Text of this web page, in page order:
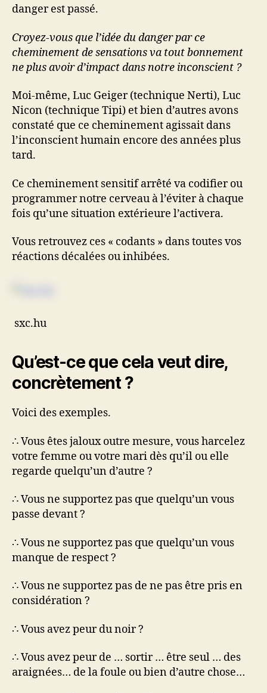
danger est passé.
Croyez-vous que l’idée du danger par ce
cheminement de sensations va tout bonnement
ne plus avoir d’impact dans notre inconscient ?
Moi-même, Luc Geiger (technique Nerti), Luc
Nicon (technique Tipi) et bien d’autres avons
constaté que ce cheminement agissait dans
l’inconscient humain encore des années plus
tard.
Ce cheminement sensitif arrêté va codifier ou
programmer notre cerveau à l’éviter à chaque
fois qu’une situation extérieure l’activera.
Vous retrouvez ces « codants » dans toutes vos
réactions décalées ou inhibées.
sxc.hu
Qu’est-ce que cela veut dire,
concrètement ?
Voici des exemples.
∴ Vous êtes jaloux outre mesure, vous harcelez
votre femme ou votre mari dès qu’il ou elle
regarde quelqu’un d’autre ?
∴ Vous ne supportez pas que quelqu’un vous
passe devant ?
∴ Vous ne supportez pas que quelqu’un vous
manque de respect ?
∴ Vous ne supportez pas de ne pas être pris en
considération ?
∴ Vous avez peur du noir ?
∴ Vous avez peur de … sortir … être seul … des
araignées… de la foule ou bien d’autre chose…